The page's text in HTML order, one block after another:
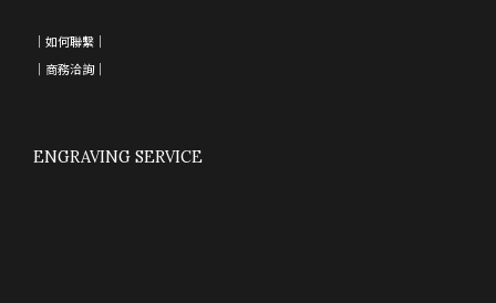
｜如何聯繫｜
｜ 商務洽詢 ｜
ENGRAVING SERVICE